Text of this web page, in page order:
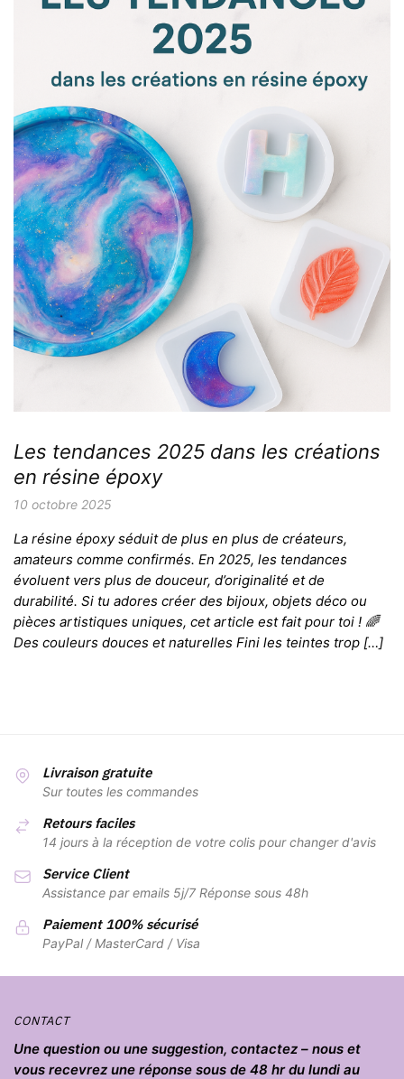
Les tendances 2025 dans les créations
en résine époxy
10 octobre 2025
La résine époxy séduit de plus en plus de créateurs,
amateurs comme confirmés. En 2025, les tendances
évoluent vers plus de douceur, d’originalité et de
durabilité. Si tu adores créer des bijoux, objets déco ou
pièces artistiques uniques, cet article est fait pour toi ! 🌈
Des couleurs douces et naturelles Fini les teintes trop […]
Livraison gratuite
Sur toutes les commandes
Retours faciles
14 jours à la réception de votre colis pour changer d'avis
Service Client
Assistance par emails 5j/7 Réponse sous 48h
Paiement 100% sécurisé
PayPal / MasterCard / Visa
CONTACT
Une question ou une suggestion, contactez – nous et
vous recevrez une réponse sous de 48 hr du lundi au